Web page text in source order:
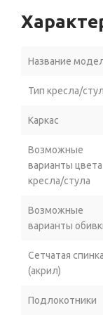
Название
Тип кресла/
Каркас
Возможные
варианты цвета
кресла/стула
Возможные
варианты
Сетчатая спинка
(акрил)
Подлокотники